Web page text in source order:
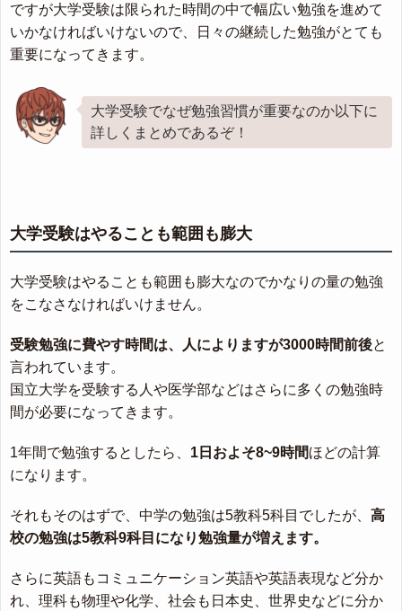
ですが大学受験は限られた時間の中で幅広い勉強を進めて
いかなければいけないので、日々の継続した勉強がとても
重要になってきます。
大学受験でなぜ勉強習慣が重要なのか以下に
詳しくまとめであるぞ！
大学受験はやることも範囲も膨大
大学受験はやることも範囲も膨大なのでかなりの量の勉強
をこなさなければいけません。
受験勉強に費やす時間は、人によりますが3000時間前後と
言われています。
国立大学を受験する人や医学部などはさらに多くの勉強時
間が必要になってきます。
1年間で勉強するとしたら、 1日およそ8~9時間ほどの計算
になります。
それもそのはずで、中学の勉強は5教科5科目でしたが、 高
校の勉強は5教科9科目になり勉強量が増えます。
さらに英語もコミュニケーション英語や英語表現など分か
れ、理科も物理や化学、社会も日本史、世界史などに分か